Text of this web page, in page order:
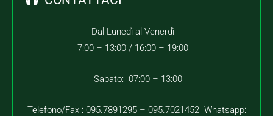
Dal Lunedì al Venerdì
7:00 – 13:00 / 16:00 – 19:00
Sabato: 07:00 – 13:00
Telefono/Fax : 095.7891295 – 095.7021452 Whatsapp: